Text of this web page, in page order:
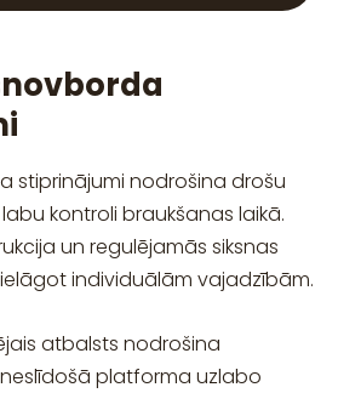
stiprinājumi nodrošina drošu
kontroli braukšanas laikā.
un regulējamās siksnas
individuālām vajadzībām.
atbalsts nodrošina
platforma uzlabo